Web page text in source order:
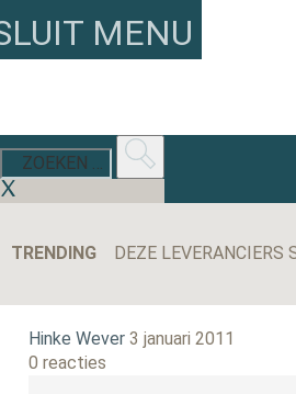
MENU
TRENDING
Hinke Wever 3 januari 2011
0 reacties